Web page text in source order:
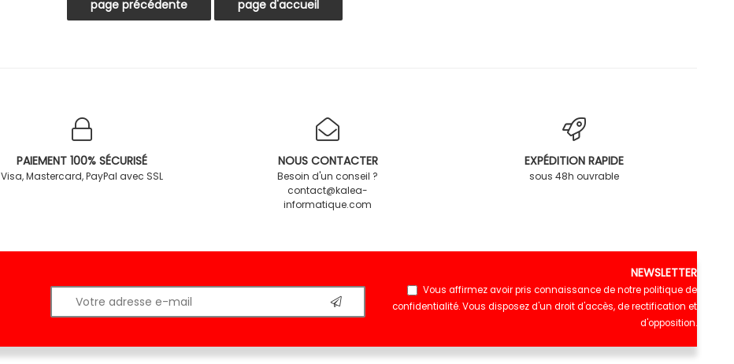
PAIEMENT 100% SÉCURISÉ
Visa, Mastercard, PayPal avec SSL
NOUS CONTACTER
Besoin d'un conseil ?
contact@kalea-
informatique.com
EXPÉDITION RAPIDE
sous 48h ouvrable
NEWSLETTER
Vous affirmez avoir pris connaissance de notrepolitique de
confidentialité. Vous disposez d'un droit d'accès, de rectification et
d'opposition.